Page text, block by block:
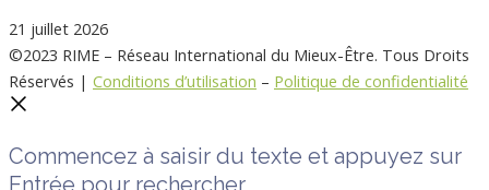
21 juillet 2026
©2023 RIME – Réseau International du Mieux-Être. Tous Droits
Réservés | Conditions d’utilisation – Politique de confidentialité
Commencez à saisir du texte et appuyez sur
Entrée pour rechercher